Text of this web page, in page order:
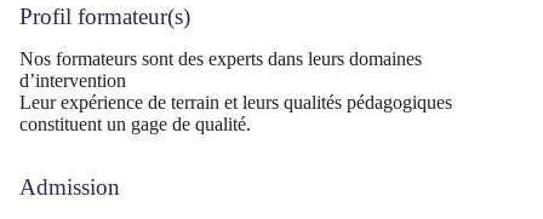
Profil formateur(s)
Nos formateurs sont des experts dans leurs domaines
d’intervention
Leur expérience de terrain et leurs qualités pédagogiques
constituent un gage de qualité.
Admission